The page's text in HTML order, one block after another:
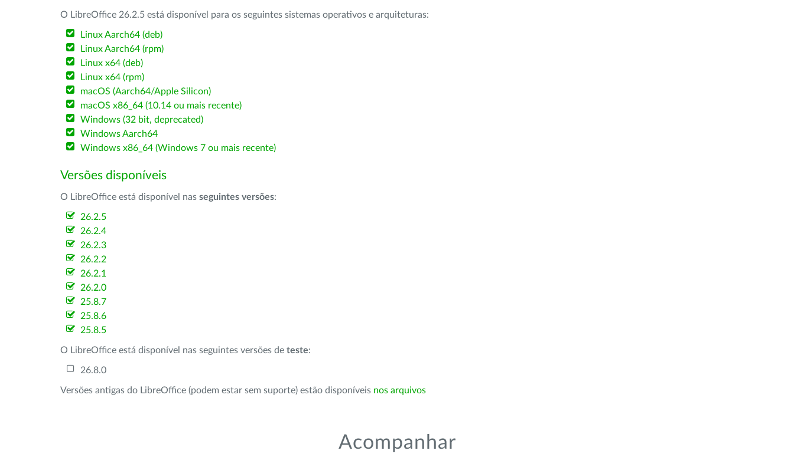
O LibreOffice 26.2.5 está disponível para os seguintes sistemas operativos e arquiteturas:
Linux Aarch64 (deb)
Linux Aarch64 (rpm)
Linux x64 (deb)
Linux x64 (rpm)
macOS (Aarch64/Apple Silicon)
macOS x86_64 (10.14 ou mais recente)
Windows (32 bit, deprecated)
Windows Aarch64
Windows x86_64 (Windows 7 ou mais recente)
Versões disponíveis
O LibreOffice está disponível nas seguintes versões:
26.2.5
26.2.4
26.2.3
26.2.2
26.2.1
26.2.0
25.8.7
25.8.6
25.8.5
O LibreOffice está disponível nas seguintes versões de teste:
26.8.0
Versões antigas do LibreOffice (podem estar sem suporte) estão disponíveis nos arquivos
Acompanhar